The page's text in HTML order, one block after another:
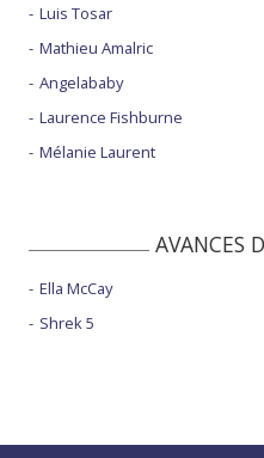
Luis Tosar
Mathieu Amalric
Angelababy
Laurence Fishburne
Mélanie Laurent
AVANCES
Ella McCay
Shrek 5